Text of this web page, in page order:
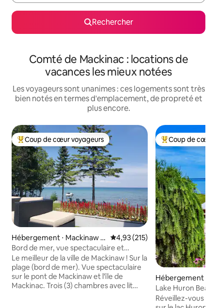
Rechercher
Comté de Mackinac : locations de
vacances les mieux notées
Les voyageurs sont unanimes : ces logements sont très
bien notés en termes d'emplacement, de propreté et
plus encore.
Coups de cœur voyageurs les plus appréciés
Coup de cœur voyageurs
Hébergement ⋅ Mackinaw C
ity
Évaluation moyenne sur la
4,93 (215)
Bord de mer, vue spectaculaire et
proche de la ville.
Le meilleur de la ville de Mackinaw ! Sur la
plage (bord de mer). Vue spectaculaire
sur le pont de Mackinaw et l'île de
Mackinac. Trois (3) chambres avec lit
Coups de cœur
Coup de cœur
Hébergement ⋅
Lake Huron
vue imprenable
Réveillez-vous